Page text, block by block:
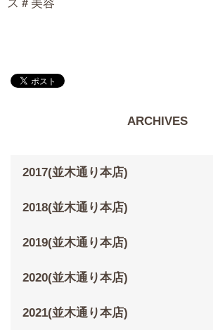
ス＃美容
ARCHIVES
2017(並木通り本店)
2018(並木通り本店)
2019(並木通り本店)
2020(並木通り本店)
2021(並木通り本店)